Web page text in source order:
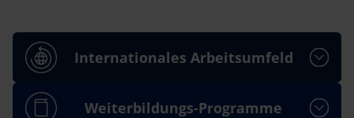
Internationales Arbeitsumfeld
Weiterbildungs-Programme